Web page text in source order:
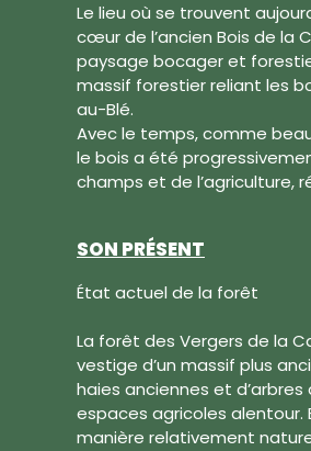
Le lieu où se trouvent
cœur de l’ancien Bois de la
paysage bocager et
massif forestier reliant les
au-Blé.
Avec le temps, comme
le bois a été
champs et de l’agriculture,
SON PRÉSENT
État actuel de la forêt
La forêt des Vergers de la
vestige d’un massif plus
haies anciennes et
espaces agricoles alentour.
manière relativement